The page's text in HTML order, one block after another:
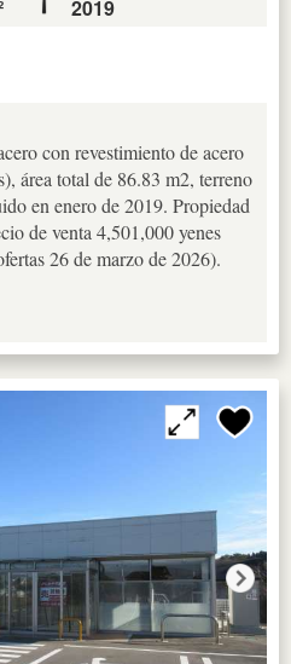
2019
con revestimiento de acero
área total de 86.83 m2, terreno
en enero de 2019. Propiedad
de venta 4,501,000 yenes
26 de marzo de 2026).